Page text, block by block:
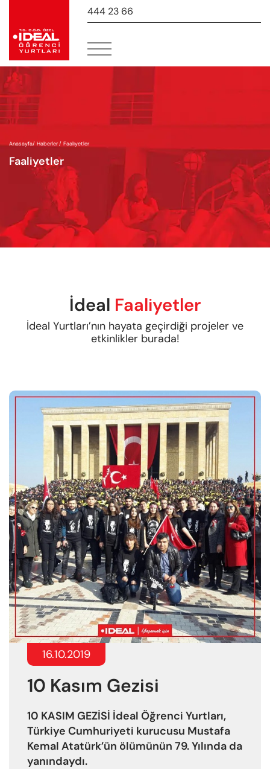
444 23 66
Anasayfa/ Haberler / Faaliyetler
Faaliyetler
İdeal Faaliyetler
İdeal Yurtları’nın hayata geçirdiği projeler ve
etkinlikler burada!
16.10.2019
10 Kasım Gezisi
10 KASIM GEZİSİ İdeal Öğrenci Yurtları,
Türkiye Cumhuriyeti kurucusu Mustafa
Kemal Atatürk’ün ölümünün 79. Yılında da
yanındaydı.